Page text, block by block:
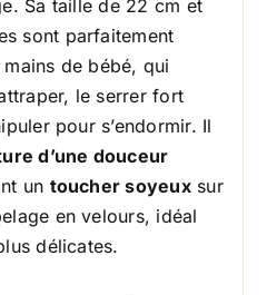
Sa taille de 22 cm et
sont parfaitement
de bébé, qui
le serrer fort
pour s’endormir. Il
d’une douceur
un toucher soyeuxsur
en velours, idéal
délicates.